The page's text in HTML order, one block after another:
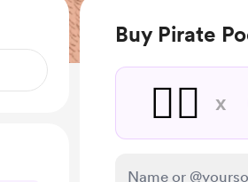
Buy Pirate
🏴‍☠️ x